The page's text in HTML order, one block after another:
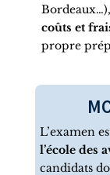
coûts et
propre
L’examen
l’école des
candidats